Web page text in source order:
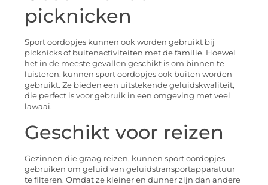
picknicken
Sport oordopjes kunnen ook worden gebruikt bij
picknicks of buitenactiviteiten met de familie. Hoewel
het in de meeste gevallen geschikt is om binnen te
luisteren, kunnen sport oordopjes ook buiten worden
gebruikt. Ze bieden een uitstekende geluidskwaliteit,
die perfect is voor gebruik in een omgeving met veel
lawaai.
Geschikt voor reizen
Gezinnen die graag reizen, kunnen sport oordopjes
gebruiken om geluid van geluidstransportapparatuur
te filteren. Omdat ze kleiner en dunner zijn dan andere